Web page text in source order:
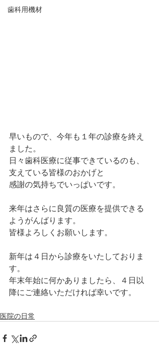
歯科用機材
早いもので、今年も１年の診療を終え
ました。
日々歯科医療に従事できているのも、
支えている皆様のおかげと
感謝の気持ちでいっぱいです。
来年はさらに良質の医療を提供できる
ようがんばります。
皆様よろしくお願いします。
新年は４日から診療をいたしておりま
す。
年末年始に何かありましたら、４日以
降にご連絡いただければ幸いです。
医院の日常